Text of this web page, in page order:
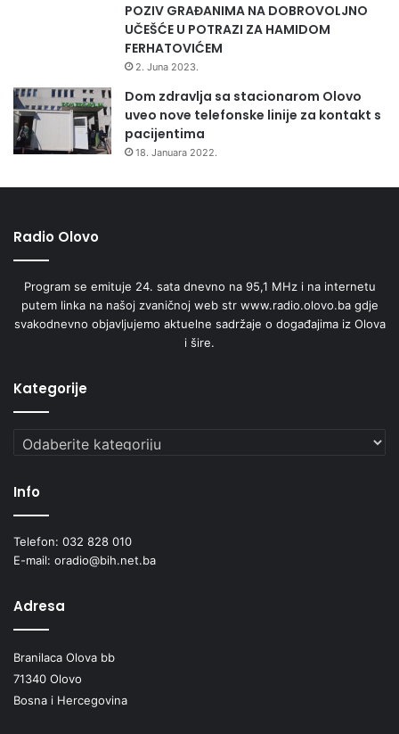
POZIV GRAĐANIMA NA DOBROVOLJNO
UČEŠĆE U POTRAZI ZA HAMIDOM
FERHATOVIĆEM
2. Juna 2023.
Dom zdravlja sa stacionarom Olovo
uveo nove telefonske linije za kontakt s
pacijentima
18. Januara 2022.
Radio Olovo
Program se emituje 24. sata dnevno na 95,1 MHz i na internetu
putem linka na našoj zvaničnoj web str www.radio.olovo.ba gdje
svakodnevno objavljujemo aktuelne sadržaje o događajima iz Olova
i šire.
Kategorije
Kategorije
Info
Telefon: 032 828 010
E-mail: oradio@bih.net.ba
Adresa
Branilaca Olova bb
71340 Olovo
Bosna i Hercegovina